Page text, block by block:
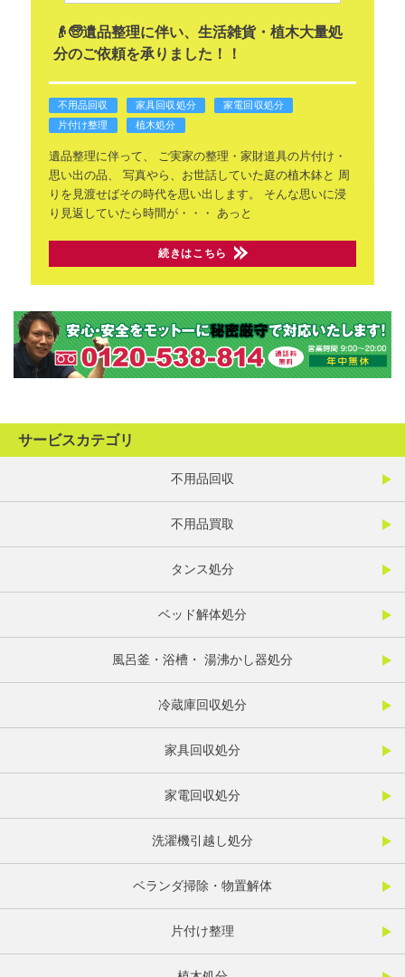
👴🧓遺品整理に伴い、生活雑貨・植木大量処
分のご依頼を承りました！！
不用品回収 家具回収処分
家電回収処分
片付け整理
植木処分
遺品整理に伴って、
ご実家の整理・家財道具の片付け・
思い出の品、
写真やら、お世話していた庭の植木鉢と 周
りを見渡せばその時代を思い出します。
そんな思いに浸
り見返していたら時間が・・・ あっと
続きはこちら
サービスカテゴリ
不用品回収
不用品買取
タンス処分
ベッド解体処分
風呂釜・浴槽・ 湯沸かし器処分
冷蔵庫回収処分
家具回収処分
家電回収処分
洗濯機引越し処分
ベランダ掃除・物置解体
片付け整理